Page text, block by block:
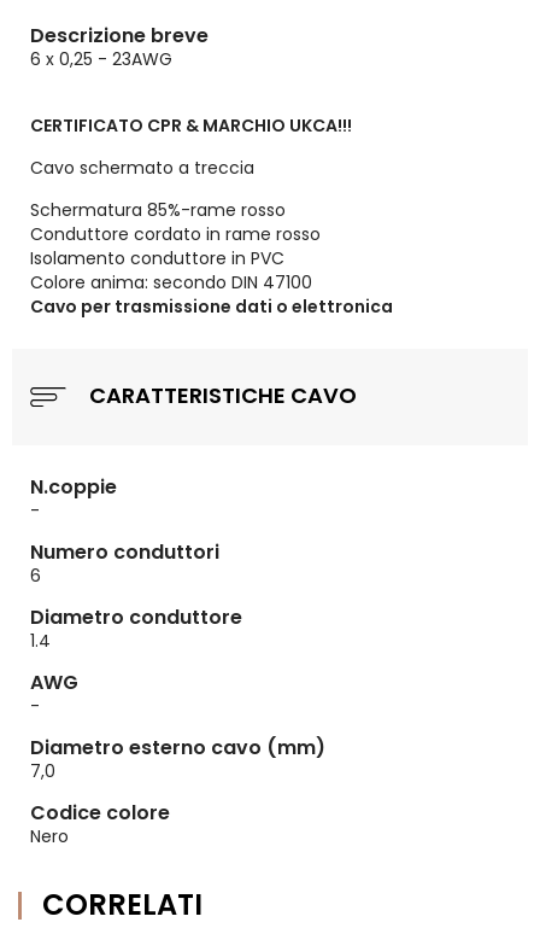
Descrizione breve
6 x 0,25 - 23AWG
CERTIFICATO CPR & MARCHIO UKCA!!!
Cavo schermato a treccia
Schermatura 85%-rame rosso
Conduttore cordato in rame rosso
Isolamento conduttore in PVC
Colore anima: secondo DIN 47100
Cavo per trasmissione dati o elettronica
CARATTERISTICHE CAVO
N.coppie
-
Numero conduttori
6
Diametro conduttore
1.4
AWG
-
Diametro esterno cavo (mm)
7,0
Codice colore
Nero
CORRELATI